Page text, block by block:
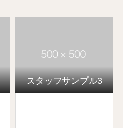
スタッフサンプル3